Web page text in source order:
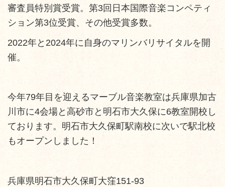
審査員特別賞受賞。第3回日本国際音楽コンペティ
ション第3位受賞、その他受賞多数。
2022年と2024年に自身のマリンバリサイタルを開
催。
今年79年目を迎えるマーブル音楽教室は兵庫県加古
川市に4会場と高砂市と明石市大久保に6教室開校し
ております。明石市大久保町駅南校に次いで駅北校
もオープンしました️！
兵庫県明石市大久保町大窪151-93